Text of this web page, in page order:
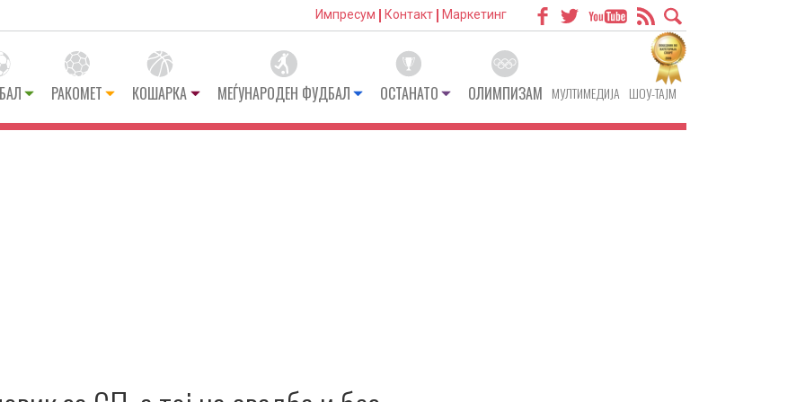
Импресум Контакт Маркетинг
РАКОМЕТ КОШАРКА МЕЃУНАРОДЕН ФУДБАЛ ОСТАНАТО ОЛИМПИЗАМ МУЛТИМЕДИЈА ШОУ-ТАЈМ